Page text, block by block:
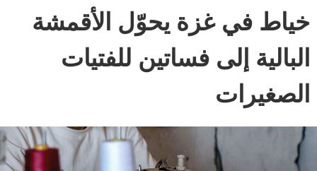
خياط في غزة يحوّل الأقمشة
البالية إلى فساتين للفتيات
الصغيرات